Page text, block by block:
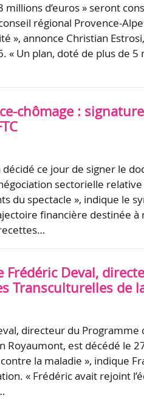
millions d’euros » seront
régional Provence-
», annonce Christian
« Un plan, doté de plus de 5
chômage :
décidé ce jour de signer le
sectorielle
du spectacle », indique le
financière destinée
Frédéric Deval,
Transculturelles de
directeur du Programme
Royaumont, est décédé le
la maladie », indique
« Frédéric avait rejoint